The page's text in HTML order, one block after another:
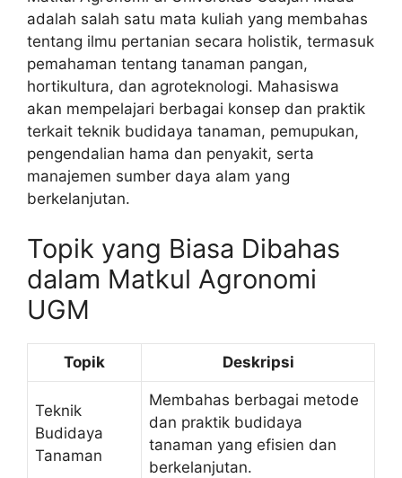
adalah salah satu mata kuliah yang membahas
tentang ilmu pertanian secara holistik, termasuk
pemahaman tentang tanaman pangan,
hortikultura, dan agroteknologi. Mahasiswa
akan mempelajari berbagai konsep dan praktik
terkait teknik budidaya tanaman, pemupukan,
pengendalian hama dan penyakit, serta
manajemen sumber daya alam yang
berkelanjutan.
Topik yang Biasa Dibahas
dalam Matkul Agronomi
UGM
Topik Deskripsi
Teknik
Budidaya
Tanaman
Membahas berbagai metode
dan praktik budidaya
tanaman yang efisien dan
berkelanjutan.